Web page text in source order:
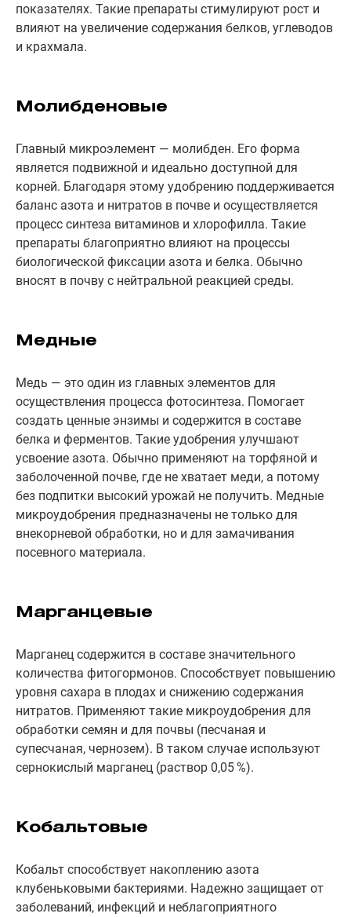
показателях. Такие препараты стимулируют рост и
влияют на увеличение содержания белков, углеводов
и крахмала.
Молибденовые
Главный микроэлемент — молибден. Его форма
является подвижной и идеально доступной для
корней. Благодаря этому удобрению поддерживается
баланс азота и нитратов в почве и осуществляется
процесс синтеза витаминов и хлорофилла. Такие
препараты благоприятно влияют на процессы
биологической фиксации азота и белка. Обычно
вносят в почву с нейтральной реакцией среды.
Медные
Медь — это один из главных элементов для
осуществления процесса фотосинтеза. Помогает
создать ценные энзимы и содержится в составе
белка и ферментов. Такие удобрения улучшают
усвоение азота. Обычно применяют на торфяной и
заболоченной почве, где не хватает меди, а потому
без подпитки высокий урожай не получить. Медные
микроудобрения предназначены не только для
внекорневой обработки, но и для замачивания
посевного материала.
Марганцевые
Марганец содержится в составе значительного
количества фитогормонов. Способствует повышению
уровня сахара в плодах и снижению содержания
нитратов. Применяют такие микроудобрения для
обработки семян и для почвы (песчаная и
супесчаная, чернозем). В таком случае используют
сернокислый марганец (раствор 0,05 %).
Кобальтовые
Кобальт способствует накоплению азота
клубеньковыми бактериями. Надежно защищает от
заболеваний, инфекций и неблагоприятного